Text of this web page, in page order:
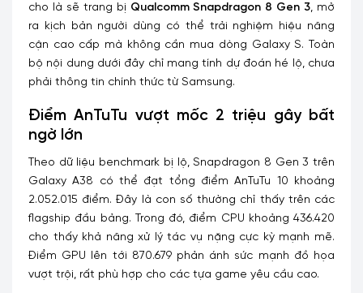
cho là sẽ trang bị Qualcomm Snapdragon 8 Gen 3, mở
ra kịch bản người dùng có thể trải nghiệm hiệu năng
cận cao cấp mà không cần mua dòng Galaxy S. Toàn
bộ nội dung dưới đây chỉ mang tính dự đoán hé lộ, chưa
phải thông tin chính thức từ Samsung.
Điểm AnTuTu vượt mốc 2 triệu gây bất
ngờ lớn
Theo dữ liệu benchmark bị lộ, Snapdragon 8 Gen 3 trên
Galaxy A38 có thể đạt tổng điểm AnTuTu 10 khoảng
2.052.015 điểm. Đây là con số thường chỉ thấy trên các
flagship đầu bảng. Trong đó, điểm CPU khoảng 436.420
cho thấy khả năng xử lý tác vụ nặng cực kỳ mạnh mẽ.
Điểm GPU lên tới 870.679 phản ánh sức mạnh đồ họa
vượt trội, rất phù hợp cho các tựa game yêu cầu cao.